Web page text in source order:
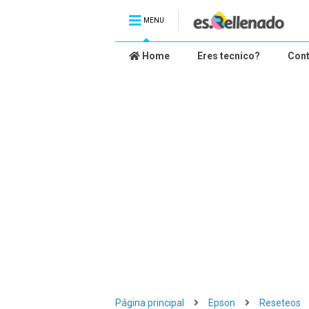
MENU
Home Eres tecnico?
Página principal Epson Reseteos